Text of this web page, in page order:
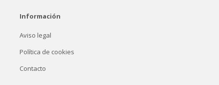
Información
Aviso legal
Política de cookies
Contacto